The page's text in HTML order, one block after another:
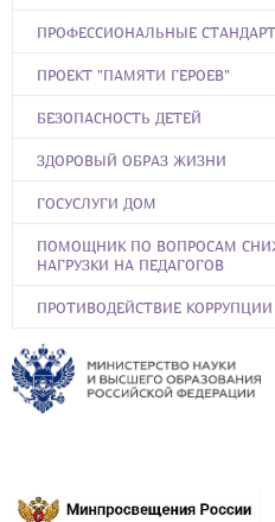
ПРОФЕССИОНАЛЬНЫЕ
ПРОЕКТ "ПАМЯТИ ГЕРОЕВ"
БЕЗОПАСНОСТЬ ДЕТЕЙ
ЗДОРОВЫЙ ОБРАЗ ЖИЗНИ
ГОСУСЛУГИ ДОМ
ПОМОЩНИК ПО ВОПРОСАМ
НАГРУЗКИ НА ПЕДАГОГОВ
ПРОТИВОДЕЙСТВИЕ КОРРУПЦИИ